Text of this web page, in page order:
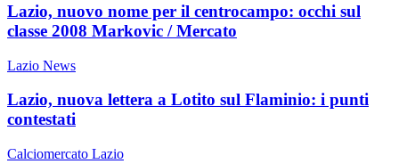
Lazio, nuovo nome per il centrocampo: occhi sul
classe 2008 Markovic / Mercato
Lazio News
Lazio, nuova lettera a Lotito sul Flaminio: i punti
contestati
Calciomercato Lazio